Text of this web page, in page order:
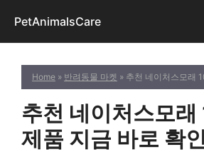
content
PetAnimalsCare
Home » 반려동물 마켓 » 추천 네이처스모래 10종 인
추천 네이처스모래
제품 지금 바로 확